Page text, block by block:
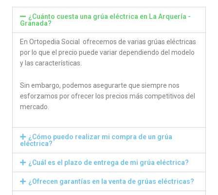
¿Cuánto cuesta una grúa eléctrica en La Arquería -
Granada?
En Ortopedia Social ofrecemos de varias grúas eléctricas
por lo que el precio puede variar dependiendo del modelo
y las características.
Sin embargo, podemos asegurarte que siempre nos
esforzamos por ofrecer los precios más competitivos del
mercado.
¿Cómo puedo realizar mi compra de un grúa
eléctrica?
¿Cuál es el plazo de entrega de mi grúa eléctrica?
¿Ofrecen garantías en la venta de grúas eléctricas?